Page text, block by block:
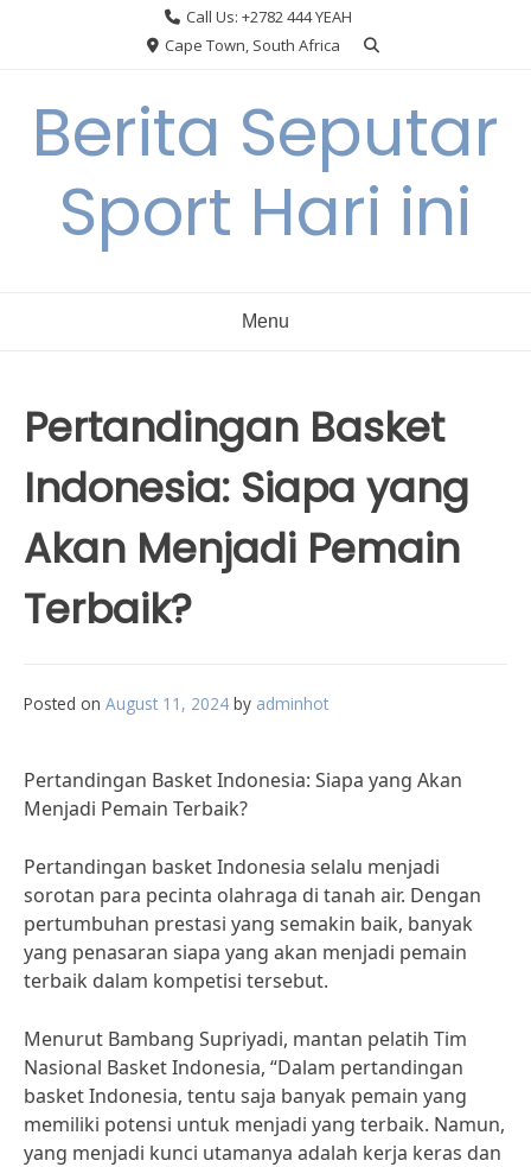
Call Us: +2782 444 YEAH
Cape Town, South Africa
Berita Seputar
Sport Hari ini
Menu
Pertandingan Basket
Indonesia: Siapa yang
Akan Menjadi Pemain
Terbaik?
Posted on August 11, 2024 by adminhot
Pertandingan Basket Indonesia: Siapa yang Akan
Menjadi Pemain Terbaik?
Pertandingan basket Indonesia selalu menjadi
sorotan para pecinta olahraga di tanah air. Dengan
pertumbuhan prestasi yang semakin baik, banyak
yang penasaran siapa yang akan menjadi pemain
terbaik dalam kompetisi tersebut.
Menurut Bambang Supriyadi, mantan pelatih Tim
Nasional Basket Indonesia, “Dalam pertandingan
basket Indonesia, tentu saja banyak pemain yang
memiliki potensi untuk menjadi yang terbaik. Namun,
yang menjadi kunci utamanya adalah kerja keras dan